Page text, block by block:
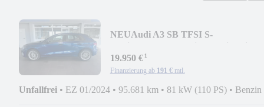
NEUAudi A3 SB TFSI S-
19.950 €¹
Finanzierung ab 191 € mtl.
Unfallfrei • EZ 01/2024 • 95.681 km • 81 kW (110 PS) • Benzin